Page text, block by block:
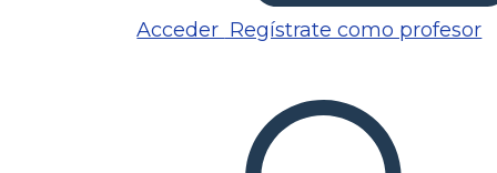
Acceder Regístrate como profesor